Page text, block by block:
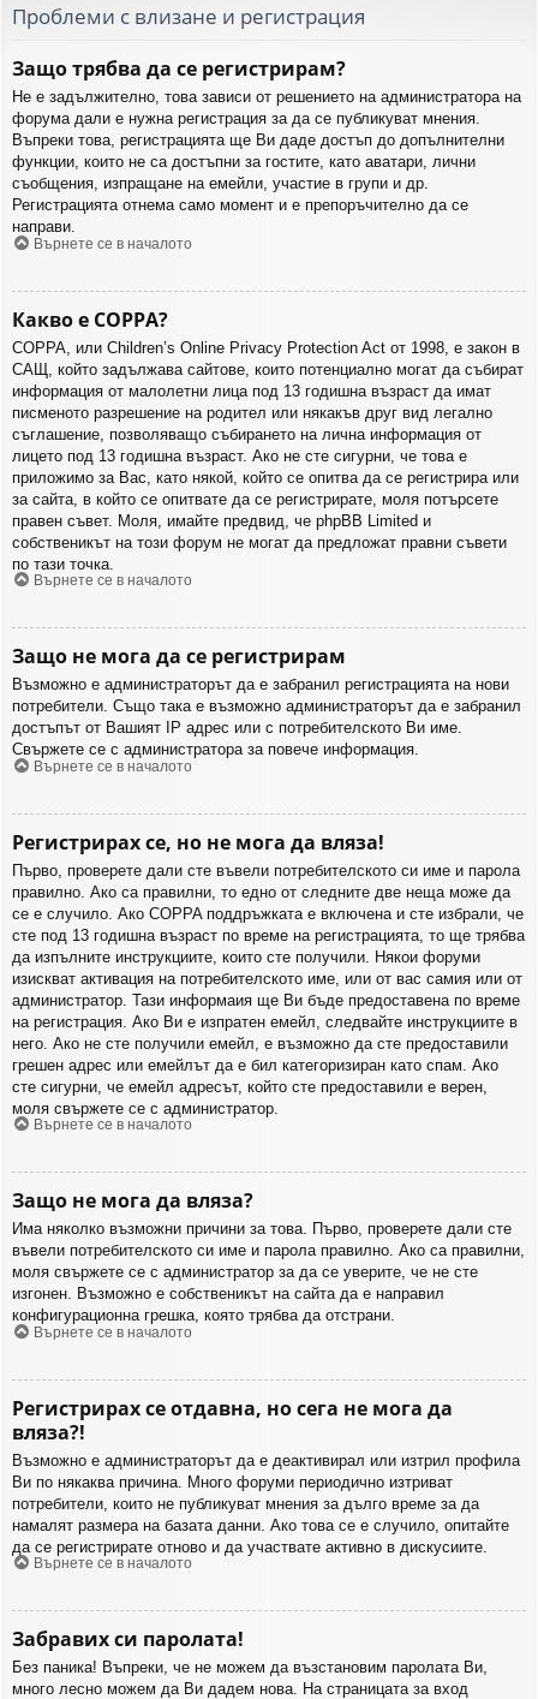
Проблеми с влизане и регистрация
Защо трябва да се регистрирам?
Не е задължително, това зависи от решението на администратора на
форума дали е нужна регистрация за да се публикуват мнения.
Въпреки това, регистрацията ще Ви даде достъп до допълнителни
функции, които не са достъпни за гостите, като аватари, лични
съобщения, изпращане на емейли, участие в групи и др.
Регистрацията отнема само момент и е препоръчително да се
направи.
Върнете се в началото
Какво е COPPA?
COPPA, или Children’s Online Privacy Protection Act от 1998, е закон в
САЩ, който задължава сайтове, които потенциално могат да събират
информация от малолетни лица под 13 годишна възраст да имат
писменото разрешение на родител или някакъв друг вид легално
съглашение, позволяващо събирането на лична информация от
лицето под 13 годишна възраст. Ако не сте сигурни, че това е
приложимо за Вас, като някой, който се опитва да се регистрира или
за сайта, в който се опитвате да се регистрирате, моля потърсете
правен съвет. Моля, имайте предвид, че phpBB Limited и
собственикът на този форум не могат да предложат правни съвети
по тази точка.
Върнете се в началото
Защо не мога да се регистрирам
Възможно е администраторът да е забранил регистрацията на нови
потребители. Също така е възможно администраторът да е забранил
достъпът от Вашият IP адрес или с потребителското Ви име.
Свържете се с администратора за повече информация.
Върнете се в началото
Регистрирах се, но не мога да вляза!
Първо, проверете дали сте въвели потребителското си име и парола
правилно. Ако са правилни, то едно от следните две неща може да
се е случило. Ако COPPA поддръжката е включена и сте избрали, че
сте под 13 годишна възраст по време на регистрацията, то ще трябва
да изпълните инструкциите, които сте получили. Някои форуми
изискват активация на потребителското име, или от вас самия или от
администратор. Тази информаия ще Ви бъде предоставена по време
на регистрация. Ако Ви е изпратен емейл, следвайте инструкциите в
него. Ако не сте получили емейл, е възможно да сте предоставили
грешен адрес или емейлът да е бил категоризиран като спам. Ако
сте сигурни, че емейл адресът, който сте предоставили е верен,
моля свържете се с администратор.
Върнете се в началото
Защо не мога да вляза?
Има няколко възможни причини за това. Първо, проверете дали сте
въвели потребителското си име и парола правилно. Ако са правилни,
моля свържете се с администратор за да се уверите, че не сте
изгонен. Възможно е собственикът на сайта да е направил
конфигурационна грешка, която трябва да отстрани.
Върнете се в началото
Регистрирах се отдавна, но сега не мога да
вляза?!
Възможно е администраторът да е деактивирал или изтрил профила
Ви по някаква причина. Много форуми периодично изтриват
потребители, които не публикуват мнения за дълго време за да
намалят размера на базата данни. Ако това се е случило, опитайте
да се регистрирате отново и да участвате активно в дискусиите.
Върнете се в началото
Забравих си паролата!
Без паника! Въпреки, че не можем да възстановим паролата Ви,
много лесно можем да Ви дадем нова. На страницата за вход